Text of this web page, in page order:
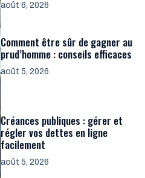
août 6, 2026
Comment être sûr de gagner au
prud’homme : conseils efficaces
août 5, 2026
Créances publiques : gérer et
régler vos dettes en ligne
facilement
août 5, 2026